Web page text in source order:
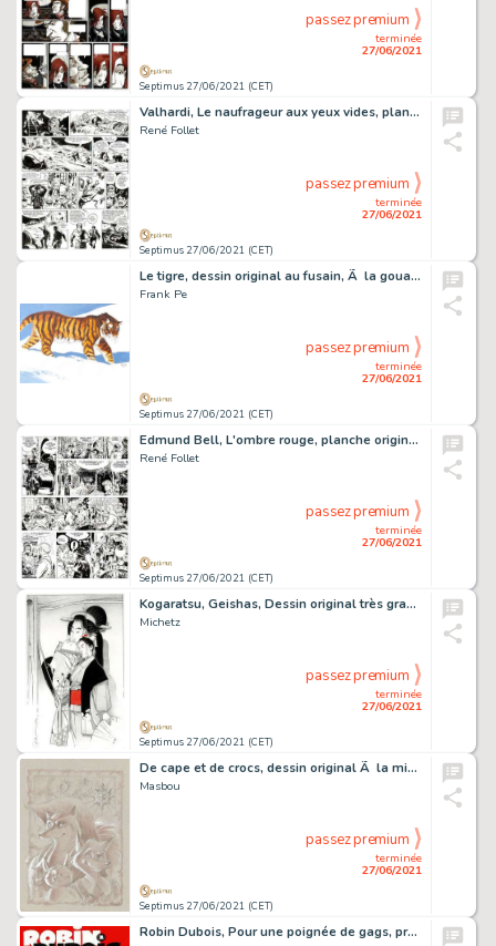
Septimus 27/06/2021 (CET)
terminée
27/06/2021
passez premium
Valhardi, Le naufrageur aux yeux vides, planche originale…
René Follet
Septimus 27/06/2021 (CET)
terminée
27/06/2021
passez premium
Le tigre, dessin original au fusain, Ã la gouache et Ã …
Frank Pe
Septimus 27/06/2021 (CET)
terminée
27/06/2021
passez premium
Edmund Bell, L'ombre rouge, planche originale Ã …
René Follet
Septimus 27/06/2021 (CET)
terminée
27/06/2021
passez premium
Kogaratsu, Geishas, Dessin original très grand format Ã …
Michetz
Septimus 27/06/2021 (CET)
terminée
27/06/2021
passez premium
De cape et de crocs, dessin original Ã la mine de plomb et…
Masbou
Septimus 27/06/2021 (CET)
terminée
27/06/2021
passez premium
Robin Dubois, Pour une poignée de gags, projet de…